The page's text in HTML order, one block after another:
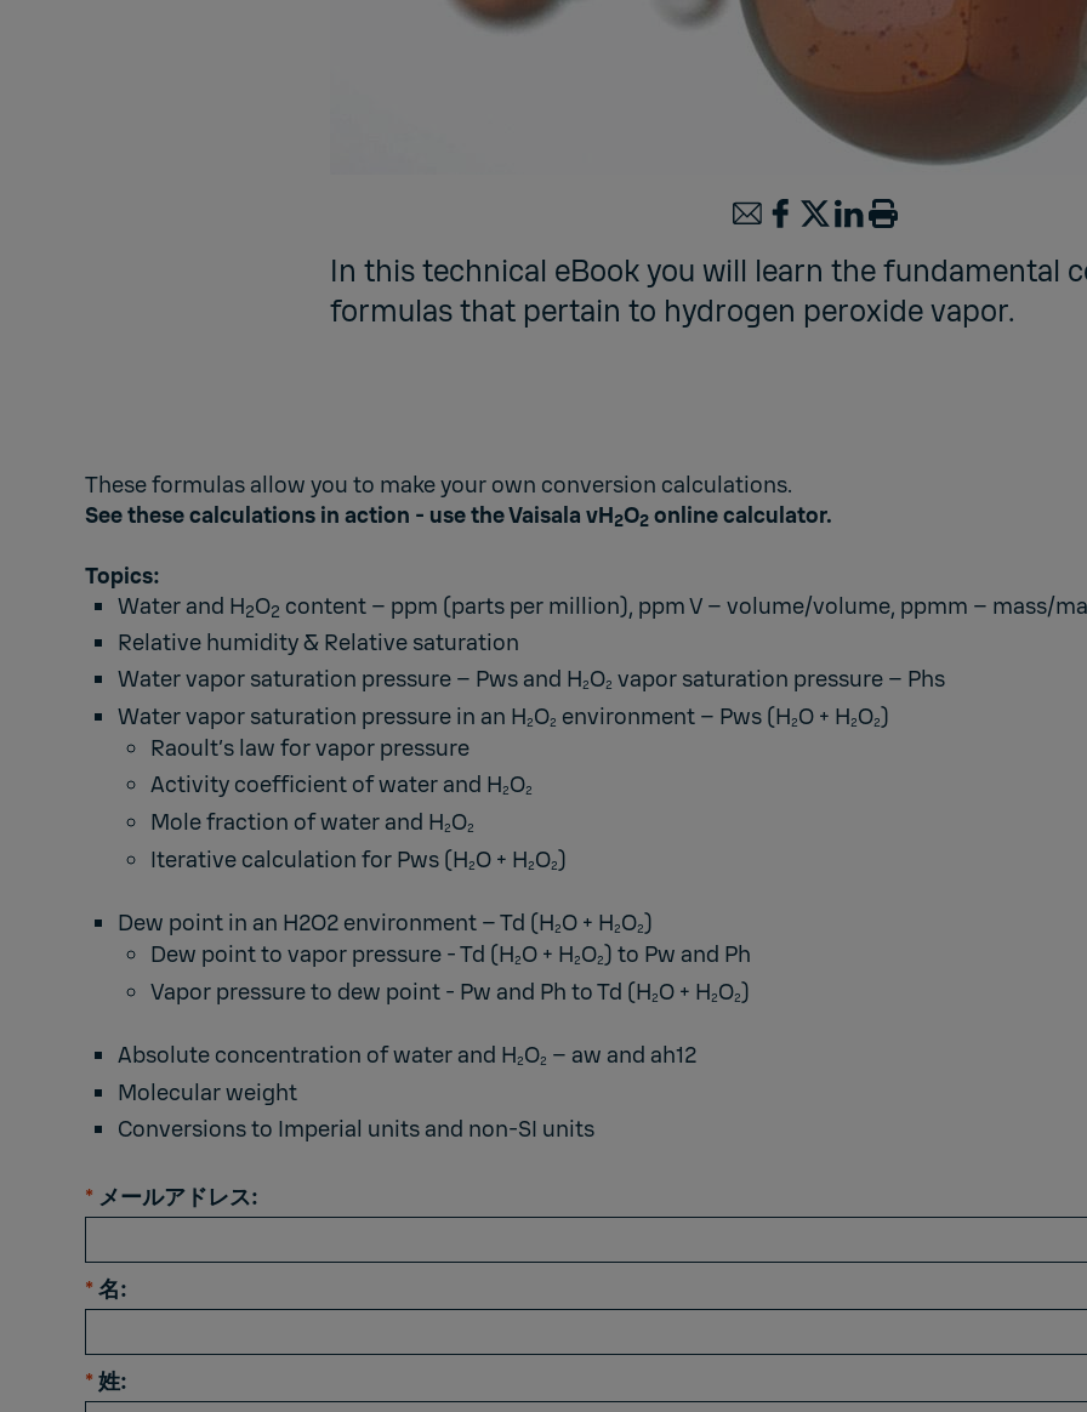
In this technical eBook you will learn the fundamental
formulas that pertain to hydrogen peroxide vapor.
These formulas allow you to make your own conversion calculations.
See these calculations in action - use theVaisala vH2O2 online calculator.
Topics:
Water and H2O2 content – ppm (parts per million), ppm V – volume/volume, ppmm – mass/
Relative humidity & Relative saturation
Water vapor saturation pressure – Pws and H2O2 vapor saturation pressure – Phs
Water vapor saturation pressure in an H2O2 environment – Pws (H2O + H2O2)
Raoult’s law for vapor pressure
Activity coefficient of water and H2O2
Mole fraction of water and H2O2
Iterative calculation for Pws (H2O + H2O2)
Dew point in an H2O2 environment – Td (H2O + H2O2)
Dew point to vapor pressure - Td (H2O + H2O2) to Pw and Ph
Vapor pressure to dew point - Pw and Ph to Td (H2O + H2O2)
Absolute concentration of water and H2O2 – aw and ah12
Molecular weight
Conversions to Imperial units and non-SI units
* メールアドレス:
* 名:
* 姓: